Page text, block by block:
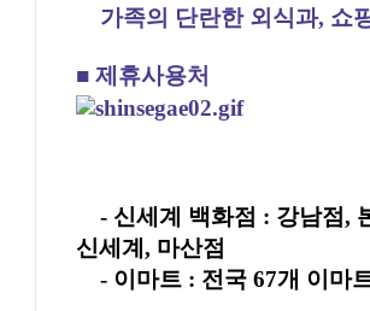
가족의 단란한 외식과, 쇼
■ 제휴사용처
- 신세계 백화점 : 강남점,
신세계, 마산점
- 이마트 : 전국 67개 이마